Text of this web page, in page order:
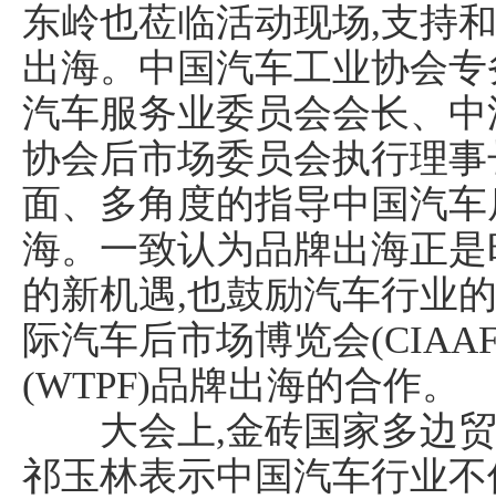
东岭也莅临活动现场,支持
出海。中国汽车工业协会
汽车服务业委员会会长、
协会后市场委员会执行理
面、多角度的指导中国汽
海。一致认为品牌出海正
的新机遇,也鼓励汽车行业
际汽车后市场博览会
(WTPF)品牌出海的合作。
大会上,金砖国家多边贸
祁玉林表示中国汽车行业